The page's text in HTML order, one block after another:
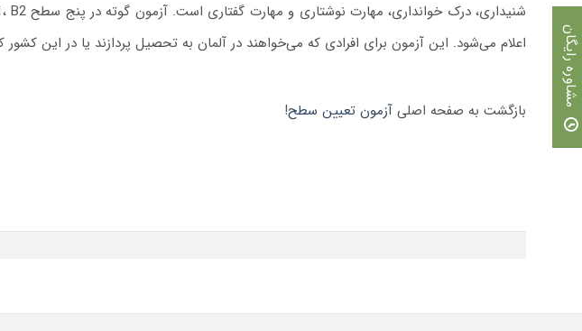
اعلام می‌شود. این آزمون برای افرادی که می‌خواهند در آلمان به تحصیل پردازند یا در این کشور
بازگشت به صفحه اصلی آزمون تعیین سطح!
مشاوره رایگان